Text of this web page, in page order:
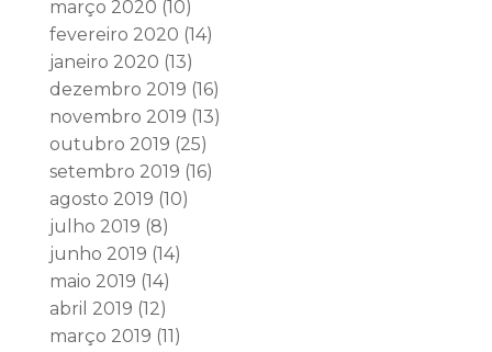
março 2020 (10)
fevereiro 2020 (14)
janeiro 2020 (13)
dezembro 2019 (16)
novembro 2019 (13)
outubro 2019 (25)
setembro 2019 (16)
agosto 2019 (10)
julho 2019 (8)
junho 2019 (14)
maio 2019 (14)
abril 2019 (12)
março 2019 (11)